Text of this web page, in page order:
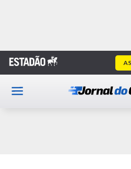
Home
Publicidade